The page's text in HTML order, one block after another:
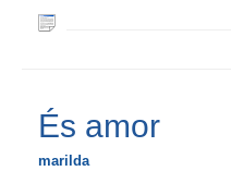
És amor
marilda